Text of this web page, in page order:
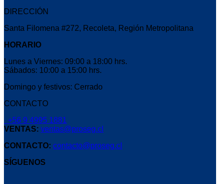
DIRECCIÓN
Santa Filomena #272, Recoleta, Región Metropolitana
HORARIO
Lunes a Viernes: 09:00 a 18:00 hrs.
Sábados: 10:00 a 15:00 hrs.
Domingo y festivos: Cerrado
CONTACTO
+56 9 4995 1881
VENTAS: ventas@proseg.cl
CONTACTO: contacto@proseg.cl
SÍGUENOS